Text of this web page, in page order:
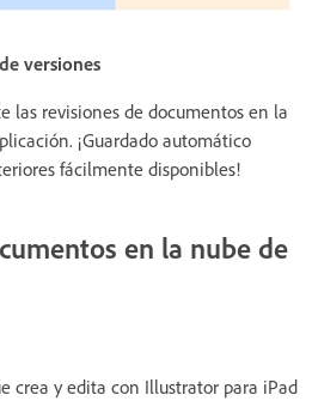
versiones
las revisiones de documentos en la
¡Guardado automático
fácilmente disponibles!
en la nube de
crea y edita con Illustrator para iPad